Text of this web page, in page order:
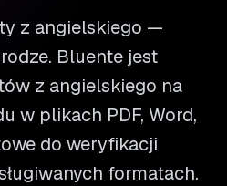
z angielskiego —
Bluente jest
z angielskiego na
w plikach PDF, Word,
do weryfikacji
formatach.